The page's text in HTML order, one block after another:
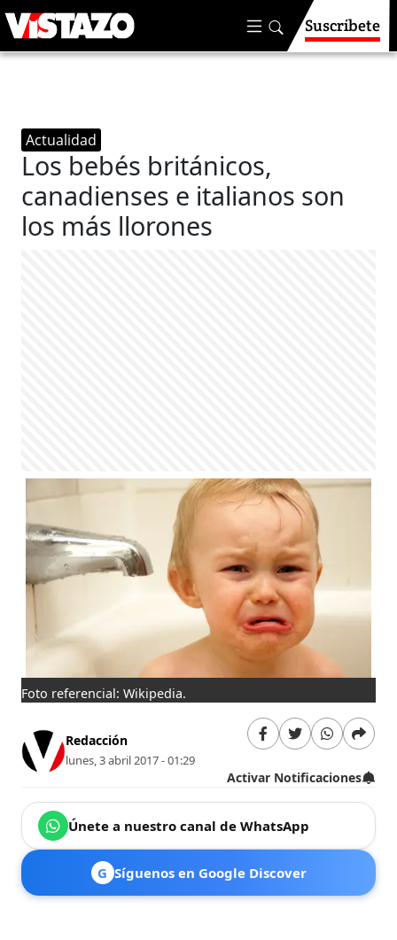
Suscríbete
Actualidad
Los bebés británicos,
canadienses e italianos son
los más llorones
Foto referencial: Wikipedia.
Redacción
lunes, 3 abril 2017 - 01:29
Activar Notificaciones
Únete a nuestro canal de WhatsApp
G Síguenos en Google Discover